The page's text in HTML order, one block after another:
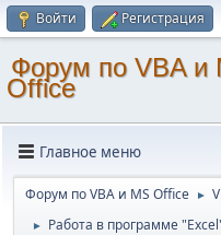
Войти Регистрация
Форум по VBA и
Office
Главное меню
Форум по VBA и MS Office ►
► Работа в программе